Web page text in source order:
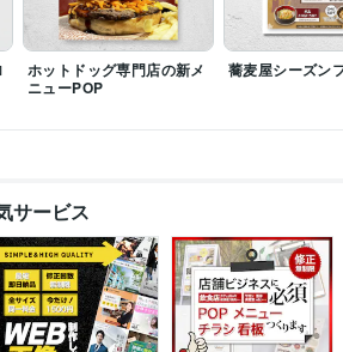
ツール
Photoshop:8年Adobe Illustrator:5年
金融 スタイリッシュ
~ 2010年2月
ホットドッグ専門店の新メ
ニューPOP
蕎麦屋シーズン
サービス